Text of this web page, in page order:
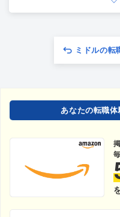
ミドルの転
あなたの転職体